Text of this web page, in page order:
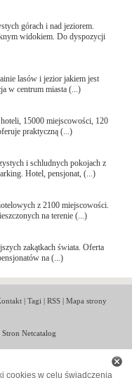
górach i nad jeziorem.
widokiem. Do dyspozycji
lasów i jezior jakiem jest
w centrum miasta (...)
15000 miejscowości, 120
praktyczną (...)
i schludnych pokojach z
Hotel, pensjonat, (...)
z 2100 miejscowości.
na terenie (...)
zakątkach świata. Oferta
na (...)
| Tagi | RSS| Mapa strony
Netcatalog
cookies w celu świadczenia